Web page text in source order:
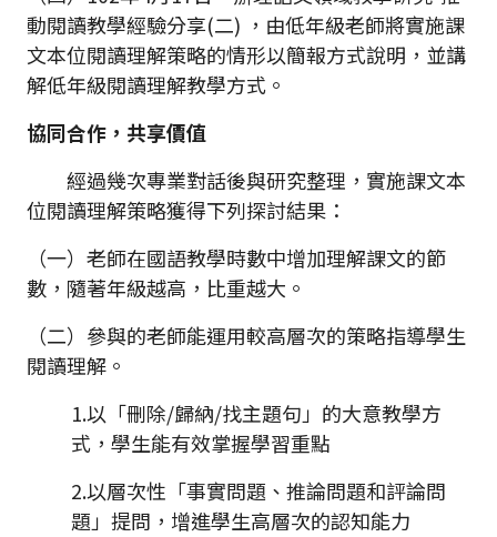
動閱讀教學經驗分享(二) ，由低年級老師將實施課
文本位閱讀理解策略的情形以簡報方式說明，並講
解低年級閱讀理解教學方式。
協同合作，共享價值
經過幾次專業對話後與研究整理，實施課文本
位閱讀理解策略獲得下列探討結果：
（一）老師在國語教學時數中增加理解課文的節
數，隨著年級越高，比重越大。
（二）參與的老師能運用較高層次的策略指導學生
閱讀理解。
1.以「刪除/歸納/找主題句」的大意教學方
式，學生能有效掌握學習重點
2.以層次性「事實問題、推論問題和評論問
題」提問，增進學生高層次的認知能力